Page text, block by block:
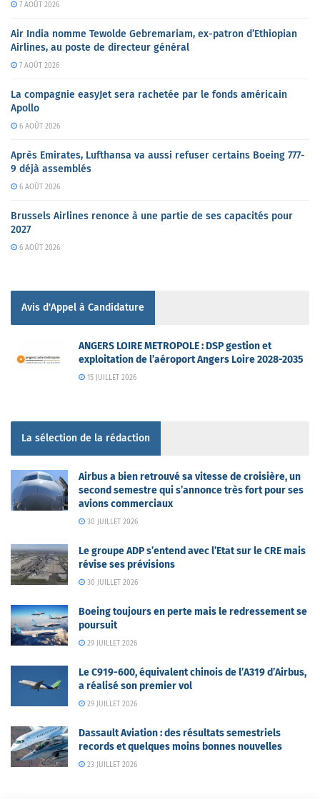
7 AOÛT 2026
Air India nomme Tewolde Gebremariam, ex-patron d’Ethiopian
Airlines, au poste de directeur général
7 AOÛT 2026
La compagnie easyJet sera rachetée par le fonds américain
Apollo
6 AOÛT 2026
Après Emirates, Lufthansa va aussi refuser certains Boeing 777-
9 déjà assemblés
6 AOÛT 2026
Brussels Airlines renonce à une partie de ses capacités pour
2027
6 AOÛT 2026
Avis d'Appel à Candidature
ANGERS LOIRE METROPOLE : DSP gestion et
exploitation de l’aéroport Angers Loire 2028-2035
15 JUILLET 2026
La sélection de la rédaction
Airbus a bien retrouvé sa vitesse de croisière, un
second semestre qui s’annonce très fort pour ses
avions commerciaux
30 JUILLET 2026
Le groupe ADP s’entend avec l’Etat sur le CRE mais
révise ses prévisions
30 JUILLET 2026
Boeing toujours en perte mais le redressement se
poursuit
29 JUILLET 2026
Le C919-600, équivalent chinois de l’A319 d’Airbus,
a réalisé son premier vol
29 JUILLET 2026
Dassault Aviation : des résultats semestriels
records et quelques moins bonnes nouvelles
23 JUILLET 2026